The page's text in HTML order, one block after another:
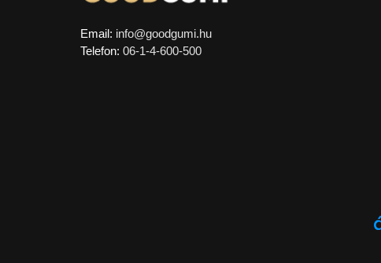
Email: info@goodgumi.hu
Telefon: 06-1-4-600-500